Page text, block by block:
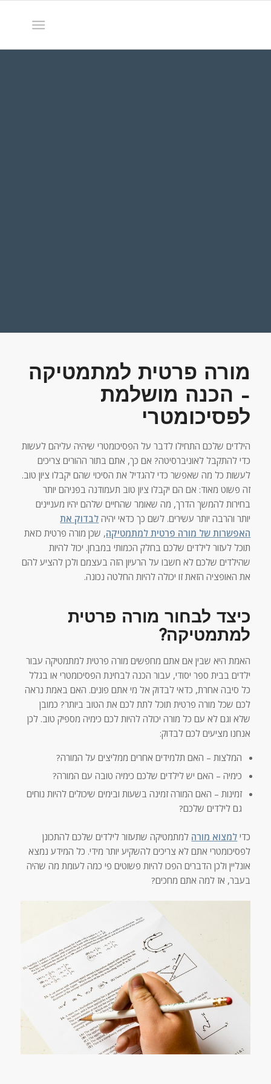
מורה פרטית למתמטיקה
– הכנה מושלמת
לפסיכומטרי
הילדים שלכם התחילו לדבר על הפסיכומטרי שיהיה עליהם לעשות
כדי להתקבל לאוניברסיטה? אם כך, אתם בתור ההורים צריכים
לעשות כל מה שאפשר כדי להגדיל את הסיכוי שהם יקבלו ציון טוב.
זה פשוט מאוד: אם הם יקבלו ציון טוב תעמודנה בפניהם יותר
בחירות להמשך הדרך, מה שאומר שהחיים שלהם יהיו מעניינים
יותר והרבה יותר עשירים. לשם כך כדאי יהיה לבדוק את
האפשרות של מורה פרטית למתמטיקה, שכן מורה פרטית כזאת
תוכל לעזור לילדים שלכם בחלק הכמותי במבחן. יכול להיות
שהילדים שלכם לא חשבו על הרעיון הזה בעצמם ולכן להציע להם
את האופציה הזאת זו יכולה להיות החלטה נכונה.
כיצד לבחור מורה פרטית
למתמטיקה?
האמת היא שבין אם אתם מחפשים מורה פרטית למתמטיקה עבור
ילדים בבית ספר יסודי, עבור הכנה לבחינת הפסיכומטרי או בגלל
כל סיבה אחרת, כדאי לבדוק אל מי אתם פונים. האם באמת נראה
לכם שכל מורה פרטית תוכל לתת לכם את הטוב ביותר? כמובן
שלא וגם לא עם כל מורה יכולה להיות לכם כימיה מספיק טוב. לכן
אנחנו מציעים לכם לבדוק:
המלצות – האם תלמידים אחרים ממליצים על המורה?
כימיה – האם יש לילדים שלכם כימיה טובה עם המורה?
זמינות – האם המורה זמינה בשעות ובימים שיכולים להיות נוחים
גם לילדים שלכם?
כדי למצוא מורה למתמטיקה שתעזור לילדים שלכם להתכונן
לפסיכומטרי אתם לא צריכים להשקיע יותר מידי. כל המידע נמצא
אונליין ולכן הדברים הפכו להיות פשוטים פי כמה לעומת מה שהיה
בעבר, אז למה אתם מחכים?